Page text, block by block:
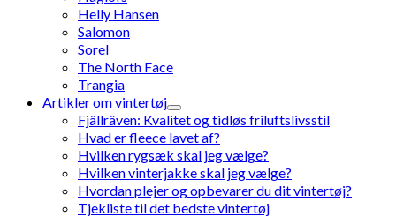
Helly Hansen
Salomon
Sorel
The North Face
Trangia
Artikler om vintertøj
Fjällräven: Kvalitet og tidløs friluftslivsstil
Hvad er fleece lavet af?
Hvilken rygsæk skal jeg vælge?
Hvilken vinterjakke skal jeg vælge?
Hvordan plejer og opbevarer du dit vintertøj?
Tjekliste til det bedste vintertøj